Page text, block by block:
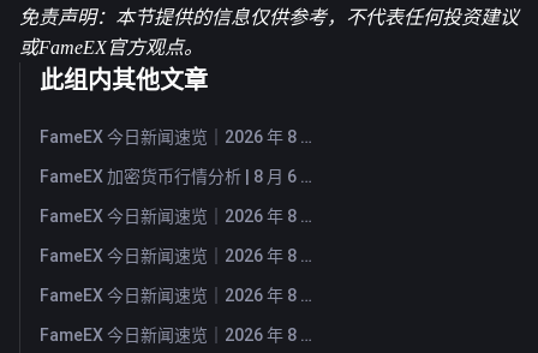
免责声明：本节提供的信息仅供参考，不代表任何投资建议
或FameEX官方观点。
此组内其他文章
FameEX 今日新闻速览｜2026 年 8 月 7 日
FameEX 加密货币行情分析 | 8 月 6 日, 2026
FameEX 今日新闻速览｜2026 年 8 月 6 日
FameEX 今日新闻速览｜2026 年 8 月 5 日
FameEX 今日新闻速览｜2026 年 8 月 4 日
FameEX 今日新闻速览｜2026 年 8 月 3 日